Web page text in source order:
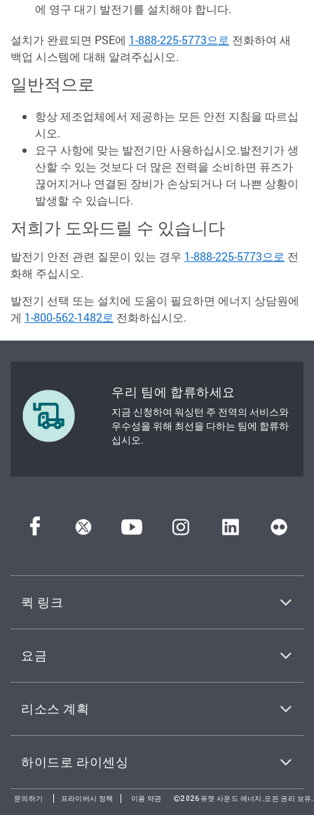
에 영구 대기 발전기를 설치해야 합니다.
설치가 완료되면 PSE에 1-888-225-5773으로 전화하여 새
백업 시스템에 대해 알려주십시오.
일반적으로
항상 제조업체에서 제공하는 모든 안전 지침을 따르십
시오.
요구 사항에 맞는 발전기만 사용하십시오.발전기가 생
산할 수 있는 것보다 더 많은 전력을 소비하면 퓨즈가
끊어지거나 연결된 장비가 손상되거나 더 나쁜 상황이
발생할 수 있습니다.
저희가 도와드릴 수 있습니다
발전기 안전 관련 질문이 있는 경우 1-888-225-5773으로 전
화해 주십시오.
발전기 선택 또는 설치에 도움이 필요하면 에너지 상담원에
게 1-800-562-1482로 전화하십시오.
우리 팀에 합류하세요
지금 신청하여 워싱턴 주 전역의 서비스와
우수성을 위해 최선을 다하는 팀에 합류하
십시오.
퀵 링크
요금
리소스 계획
하이드로 라이센싱
문의하기 프라이버시 정책 이용 약관 2026퓨젯 사운드 에너지.모든 권리 보유.